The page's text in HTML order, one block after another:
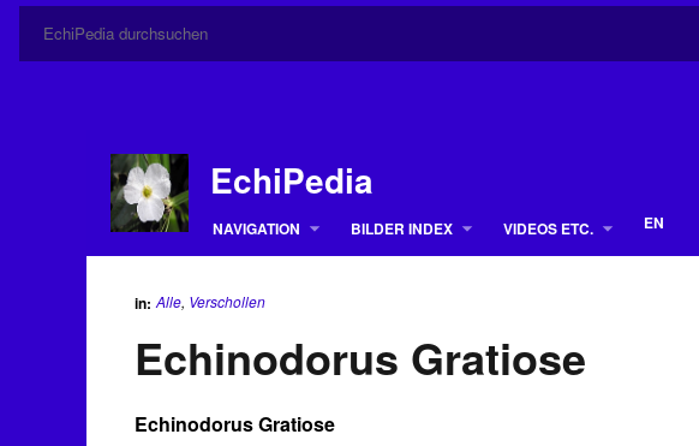
EchiPedia
NAVIGATION
BILDER INDEX VIDEOS ETC. EN
in: Alle, Verschollen
Echinodorus Gratiose
Echinodorus Gratiose